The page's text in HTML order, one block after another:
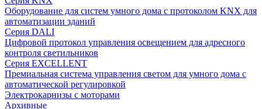
Оборудование для систем умного дома с протоколом KNX для
автоматизации зданий
Серия DALI
Цифровой протокол управления освещением для адресного
контроля светильников
Серия EXCELLENT
Премиальная система управления светом для умного дома с
автоматической регулировкой
Электрокарнизы с моторами
Архивные